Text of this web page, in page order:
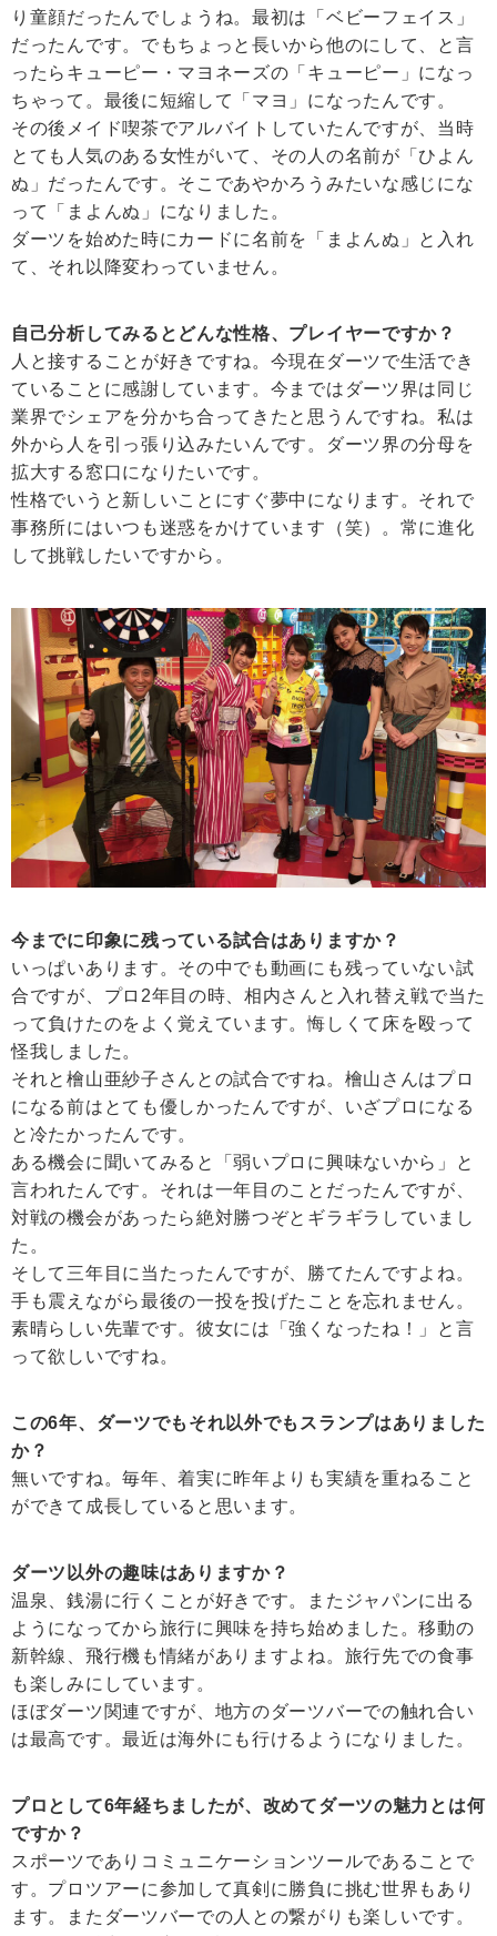
り童顔だったんでしょうね。最初は「ベビーフェイス」
だったんです。でもちょっと長いから他のにして、と言
ったらキューピー・マヨネーズの「キューピー」になっ
ちゃって。最後に短縮して「マヨ」になったんです。
その後メイド喫茶でアルバイトしていたんですが、当時
とても人気のある女性がいて、その人の名前が「ひよん
ぬ」だったんです。そこであやかろうみたいな感じにな
って「まよんぬ」になりました。
ダーツを始めた時にカードに名前を「まよんぬ」と入れ
て、それ以降変わっていません。
自己分析してみるとどんな性格、プレイヤーですか？
人と接することが好きですね。今現在ダーツで生活でき
ていることに感謝しています。今まではダーツ界は同じ
業界でシェアを分かち合ってきたと思うんですね。私は
外から人を引っ張り込みたいんです。ダーツ界の分母を
拡大する窓口になりたいです。
性格でいうと新しいことにすぐ夢中になります。それで
事務所にはいつも迷惑をかけています（笑）。常に進化
して挑戦したいですから。
今までに印象に残っている試合はありますか？
いっぱいあります。その中でも動画にも残っていない試
合ですが、プロ2年目の時、相内さんと入れ替え戦で当た
って負けたのをよく覚えています。悔しくて床を殴って
怪我しました。
それと檜山亜紗子さんとの試合ですね。檜山さんはプロ
になる前はとても優しかったんですが、いざプロになる
と冷たかったんです。
ある機会に聞いてみると「弱いプロに興味ないから」と
言われたんです。それは一年目のことだったんですが、
対戦の機会があったら絶対勝つぞとギラギラしていまし
た。
そして三年目に当たったんですが、勝てたんですよね。
手も震えながら最後の一投を投げたことを忘れません。
素晴らしい先輩です。彼女には「強くなったね！」と言
って欲しいですね。
この6年、ダーツでもそれ以外でもスランプはありました
か？
無いですね。毎年、着実に昨年よりも実績を重ねること
ができて成長していると思います。
ダーツ以外の趣味はありますか？
温泉、銭湯に行くことが好きです。またジャパンに出る
ようになってから旅行に興味を持ち始めました。移動の
新幹線、飛行機も情緒がありますよね。旅行先での食事
も楽しみにしています。
ほぼダーツ関連ですが、地方のダーツバーでの触れ合い
は最高です。最近は海外にも行けるようになりました。
プロとして6年経ちましたが、改めてダーツの魅力とは何
ですか？
スポーツでありコミュニケーションツールであることで
す。プロツアーに参加して真剣に勝負に挑む世界もあり
ます。またダーツバーでの人との繋がりも楽しいです。